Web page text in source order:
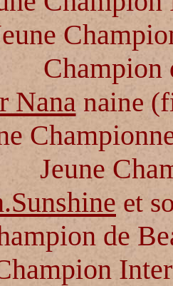
Champion
Nana naine
Jeune
Sunshine et
de